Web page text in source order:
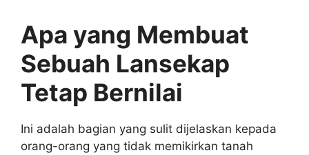
Apa yang Membuat
Sebuah Lansekap
Tetap Bernilai
Ini adalah bagian yang sulit dijelaskan kepada
orang-orang yang tidak memikirkan tanah